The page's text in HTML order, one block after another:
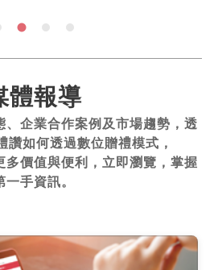
體報導
、企業合作案例及市場趨勢，透
讚如何透過數位贈禮模式，
多價值與便利，立即瀏覽，掌握
一手資訊。